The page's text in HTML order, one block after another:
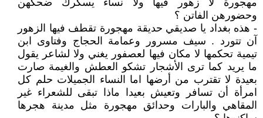
مهجورة لا زهور فيها ولا نساء يسكرك ضحكهن
وحضورهن الفاتن ؟
- هذه بغداد يا صديقي حديقة مهجورة تقطف فيها الزهور
آن تتورد . سيف مسرور وعمامة الحجاج وفتاوى ابن
تيمية تحكمها لا مكان فيها لعصفور يغني ولا لشاعر يقول
ما يريد كما ترى الأشجار تشكو العطش والغيمة صارت
بعيدة لا تقترب من أرضها اما النساء الجميلات حلم كل
امرأة أن تسافر وتعيش بعيدا ماذا تبقى للشعراء غير
المقاهي والبارات وحدائق مهجورة مثل مدينة هجرها